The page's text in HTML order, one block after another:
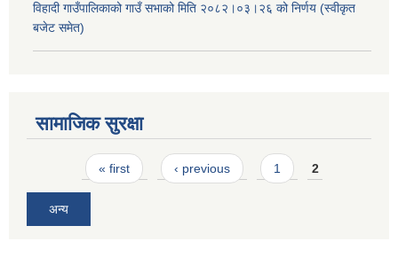
विहादी गाउँपालिकाको गाउँ सभाको मिति २०८२।०३।२६ को निर्णय (स्वीकृत
बजेट समेत)
सामाजिक सुरक्षा
Pages« first ‹ previous 1 2
अन्य